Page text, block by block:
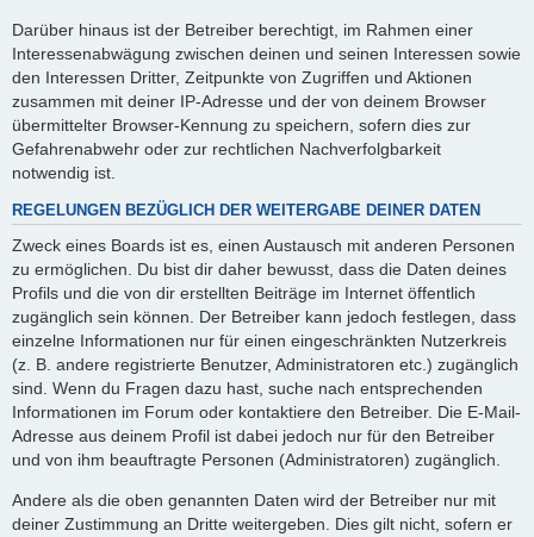
Darüber hinaus ist der Betreiber berechtigt, im Rahmen einer
Interessenabwägung zwischen deinen und seinen Interessen sowie
den Interessen Dritter, Zeitpunkte von Zugriffen und Aktionen
zusammen mit deiner IP-Adresse und der von deinem Browser
übermittelter Browser-Kennung zu speichern, sofern dies zur
Gefahrenabwehr oder zur rechtlichen Nachverfolgbarkeit
notwendig ist.
REGELUNGEN BEZÜGLICH DER WEITERGABE DEINER DATEN
Zweck eines Boards ist es, einen Austausch mit anderen Personen
zu ermöglichen. Du bist dir daher bewusst, dass die Daten deines
Profils und die von dir erstellten Beiträge im Internet öffentlich
zugänglich sein können. Der Betreiber kann jedoch festlegen, dass
einzelne Informationen nur für einen eingeschränkten Nutzerkreis
(z. B. andere registrierte Benutzer, Administratoren etc.) zugänglich
sind. Wenn du Fragen dazu hast, suche nach entsprechenden
Informationen im Forum oder kontaktiere den Betreiber. Die E-Mail-
Adresse aus deinem Profil ist dabei jedoch nur für den Betreiber
und von ihm beauftragte Personen (Administratoren) zugänglich.
Andere als die oben genannten Daten wird der Betreiber nur mit
deiner Zustimmung an Dritte weitergeben. Dies gilt nicht, sofern er